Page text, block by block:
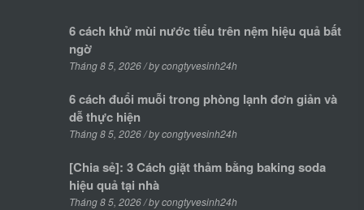
6 cách khử mùi nước tiểu trên nệm hiệu quả bất
ngờ
Tháng 8 5, 2026 / by congtyvesinh24h
6 cách đuổi muỗi trong phòng lạnh đơn giản và
dễ thực hiện
Tháng 8 5, 2026 / by congtyvesinh24h
[Chia sẻ]: 3 Cách giặt thảm bằng baking soda
hiệu quả tại nhà
Tháng 8 5, 2026 / by congtyvesinh24h